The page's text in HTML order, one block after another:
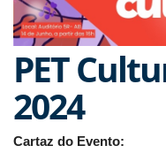
PET
2024
Cartaz do Evento: